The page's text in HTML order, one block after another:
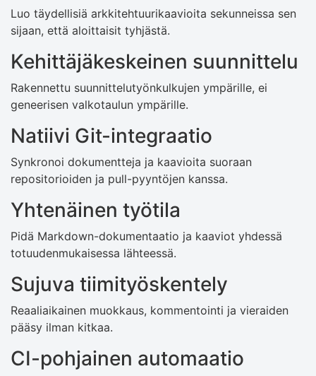
Luo täydellisiä arkkitehtuurikaavioita sekunneissa sen
sijaan, että aloittaisit tyhjästä.
Kehittäjäkeskeinen suunnittelu
Rakennettu suunnittelutyönkulkujen ympärille, ei
geneerisen valkotaulun ympärille.
Natiivi Git-integraatio
Synkronoi dokumentteja ja kaavioita suoraan
repositorioiden ja pull-pyyntöjen kanssa.
Yhtenäinen työtila
Pidä Markdown-dokumentaatio ja kaaviot yhdessä
totuudenmukaisessa lähteessä.
Sujuva tiimityöskentely
Reaaliaikainen muokkaus, kommentointi ja vieraiden
pääsy ilman kitkaa.
CI-pohjainen automaatio